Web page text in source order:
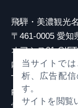
飛騨・美濃観光
〒461-0005 愛
オアシス21
内
TEL：052-253-
FAX：052-253-
当サイトで
析、広告配
す。
サイトを閲覧